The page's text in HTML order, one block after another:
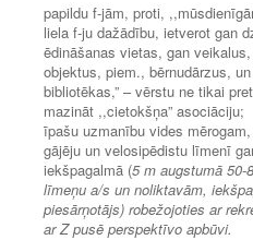
papildu f-jām, proti,
liela f-ju dažādību, ietverot gan
ēdināšanas vietas, gan
objektus, piem., bērnudārzus,
bibliotēkas,” – vērstu ne tikai
mazināt ,,cietokšņa” asociāciju;
īpašu uzmanību vides
gājēju un velosipēdistu līmenī
iekšpagalmā (5 m augstumā 50-
līmeņu a/s un noliktavām,
piesārņotājs) robežojoties ar
ar Z pusē perspektīvo apbūvi.